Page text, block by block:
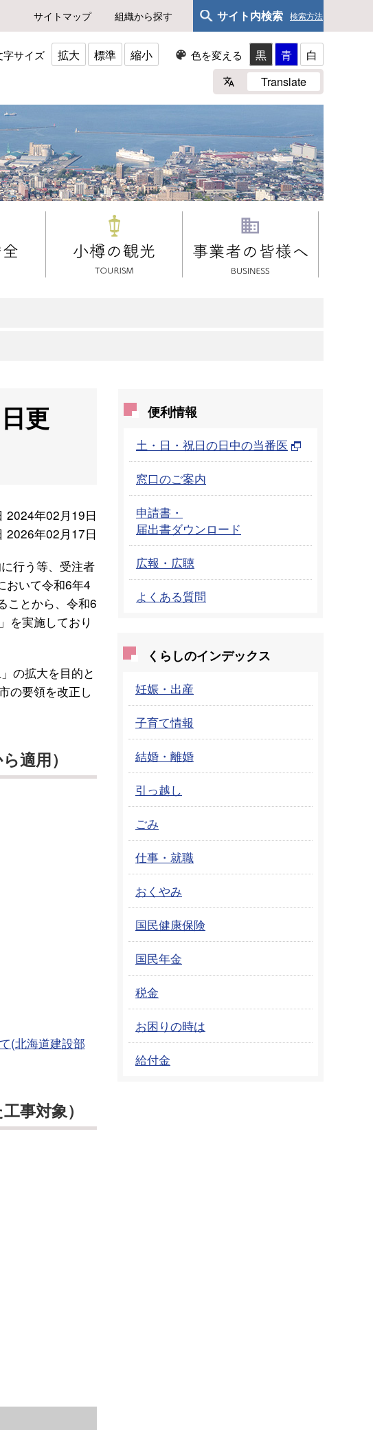
サイトマップ 組織から探す サイト内検索 検索方法
字サイズ 拡大 標準 縮小 色を変える 黒 青
白
Translate
更
2024年02月19日
2026年02月17日
行う等、受注者
おいて令和6年4
ことから、令和6
を実施しており
の拡大を目的と
の要領を改正し
適用）
(北海道建設部
事対象）
便利情報
土・日・祝日の日中の当番医
窓口のご案内
申請書・
届出書ダウンロード
広報・広聴
よくある質問
くらしのインデックス
妊娠・出産
子育て情報
結婚・離婚
引っ越し
ごみ
仕事・就職
おくやみ
国民健康保険
国民年金
税金
お困りの時は
給付金